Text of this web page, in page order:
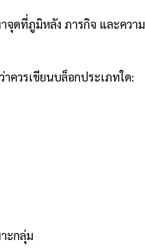
จุดที่ภูมิหลัง ภารกิจ และคว
ควรเขียนบล็อกประเภทใด:
ะกลุ่ม